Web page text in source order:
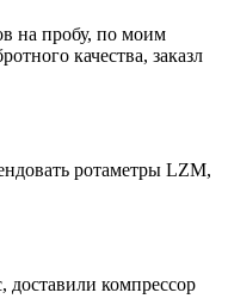
на пробу, по моим
качества, заказл
ротаметры LZM,
компрессор